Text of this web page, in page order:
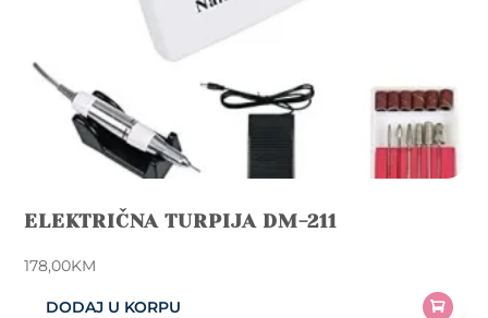
ELEKTRIČNA TURPIJA DM-211
178,00KM
DODAJ U KORPU